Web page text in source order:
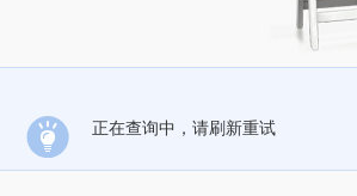
正在查询中，请刷新重试